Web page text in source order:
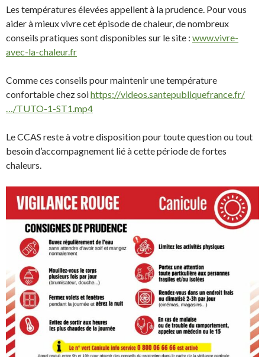
Les températures élevées appellent à la prudence. Pour vous
aider à mieux vivre cet épisode de chaleur, de nombreux
conseils pratiques sont disponibles sur le site : www.vivre-
avec-la-chaleur.fr
Comme ces conseils pour maintenir une température
confortable chez soihttps://videos.santepubliquefrance.fr/
…/TUTO-1-ST1.mp4
Le CCAS reste à votre disposition pour toute question ou tout
besoin d’accompagnement lié à cette période de fortes
chaleurs.